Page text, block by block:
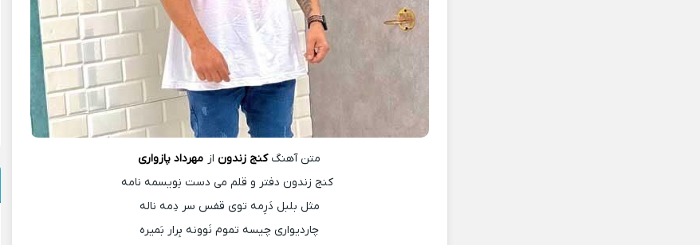
متن آهنگکنج زندون از مهرداد پازواری
کنج زندون دفتر و قلم می دست نِویسمه نامه
مثل بلبل دَرِمه توی قفس سر دِمه ناله
چاردیواری چیسه تموم نَوونه بِرار بَمیره